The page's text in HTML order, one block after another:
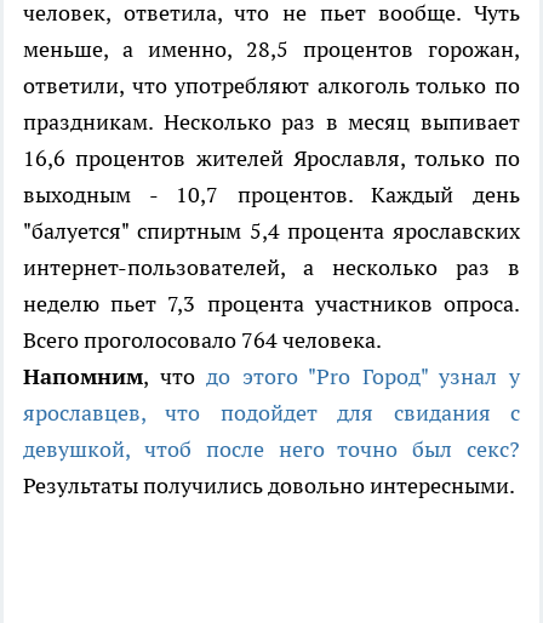
человек, ответила, что не пьет вообще. Чуть
меньше, а именно, 28,5 процентов горожан,
ответили, что употребляют алкоголь только по
праздникам. Несколько раз в месяц выпивает
16,6 процентов жителей Ярославля, только по
выходным - 10,7 процентов. Каждый день
"балуется" спиртным 5,4 процента ярославских
интернет-пользователей, а несколько раз в
неделю пьет 7,3 процента участников опроса.
Всего проголосовало 764 человека.
Напомним, чтодо этого "Pro Город" узнал у
ярославцев, что подойдет для свидания с
девушкой, чтоб после него точно был секс?
Результаты получились довольно интересными.